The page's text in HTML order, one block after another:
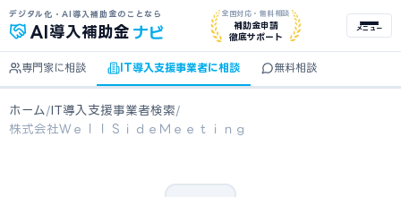
デジタル化・AI導入補助金のことなら
AI 導入補助金 ナビ
全国対応・無料相談
補助金申請
徹底サポート
メニュー
専門家に相談 IT導入支援事業者に相談 無料相談
ホーム /IT導入支援事業者検索/
株式会社ＷｅｌｌＳｉｄｅＭｅｅｔｉｎｇ